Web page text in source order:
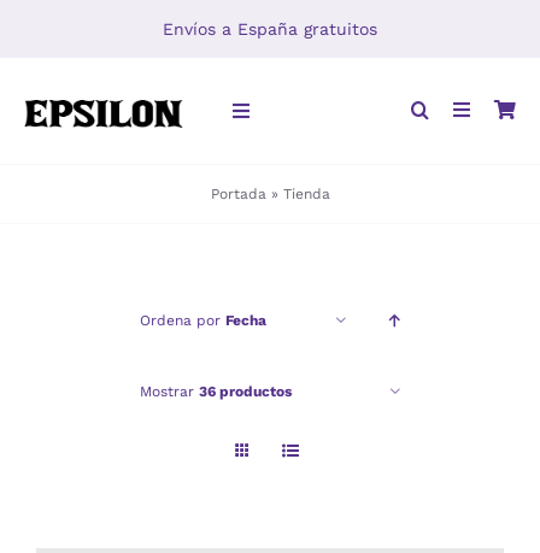
Envíos a España gratuitos
Toggle
Portada » Tienda
Ordena por Fecha
Mostrar 36 productos